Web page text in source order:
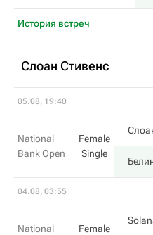
История встреч
Слоан Стивенс
05.08, 19:40
National
Bank Open
Female
Single
04.08, 03:55
National
Female